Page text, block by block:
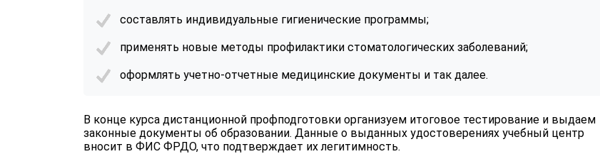
составлять индивидуальные гигиенические программы;
применять новые методы профилактики стоматологических заболеваний;
оформлять учетно-отчетные медицинские документы и так далее.
В конце курса дистанционной профподготовки организуем итоговое тестирование и выдаем
законные документы об образовании. Данные о выданных удостоверениях учебный центр
вносит в ФИС ФРДО, что подтверждает их легитимность.